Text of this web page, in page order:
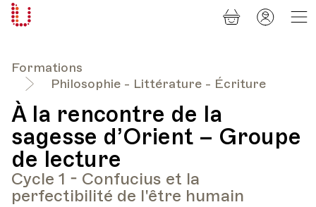
Formations
Philosophie - Littérature - Écriture
À la rencontre de la
sagesse d’Orient – Groupe
de lecture
Cycle 1 - Confucius et la
perfectibilité de l'être humain
Panier
Mon